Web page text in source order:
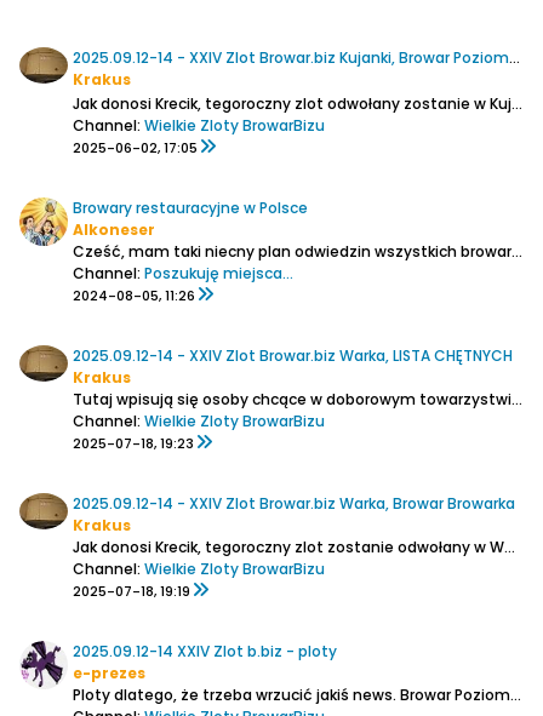
2025.09.12-14 - XXIV Zlot Browar.biz Kujanki, Browar Poziomka.
Krakus
Jak donosi Krecik, tegoroczny zlot odwołany zostanie w Kujankach, w browarze Poziomka.
Channel: Wielkie Zloty BrowarBizu
2025-06-02, 17:05
Browary restauracyjne w Polsce
Alkoneser
Cześć,mam taki niecny plan odwiedzin wszystkich browarów restauracyjnych w Polsce, tylko problem stanowi ustalenie ich kompletnej listy. Już myślałem, że mi się to udało i takich miejsc jest 109, ale w zeszły weekend byłem w Giżycku i okazało się, że tam również jest minibrowar...
Channel: Poszukuję miejsca...
2024-08-05, 11:26
2025.09.12-14 - XXIV Zlot Browar.biz Warka, LISTA CHĘTNYCH
Krakus
Tutaj wpisują się osoby chcące w doborowym towarzystwie żuli, meneli i innych degustatorów, degustować piwa na tegorocznym zlocie w Warce. Wpisujemy się tak, jak w poprzednich latach, tj. kopiujemy listę i wklejamy ją w komentarzu, dopisując siebie.
Channel: Wielkie Zloty BrowarBizu
2025-07-18, 19:23
2025.09.12-14 - XXIV Zlot Browar.biz Warka, Browar Browarka
Krakus
Jak donosi Krecik, tegoroczny zlot zostanie odwołany w Warce, w ośrodku "Kemping nad Pilicą", ul. Nowy Zjazd 6, blisko stacji kolejowej Warka Miasto.
Channel: Wielkie Zloty BrowarBizu
2025-07-18, 19:19
2025.09.12-14 XXIV Zlot b.biz - ploty
e-prezes
Ploty dlatego, że trzeba wrzucić jakiś news. Browar Poziomka. Mamy 30 miejsc zaklepanych. Zachęcam do dyskusji, wszak to jest forum dyskusyjne.